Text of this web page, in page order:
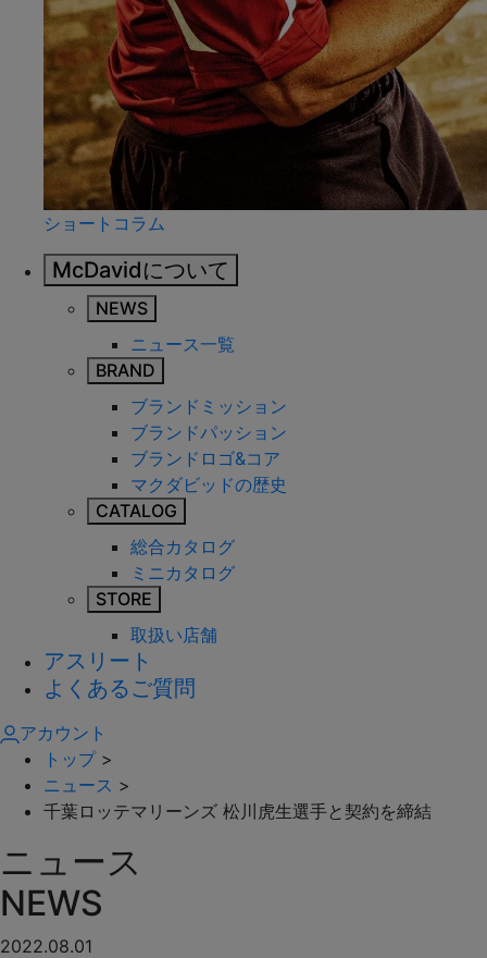
ショートコラム
McDavidについて
NEWS
ニュース一覧
BRAND
ブランドミッション
ブランドパッション
ブランドロゴ&コア
マクダビッドの歴史
CATALOG
総合カタログ
ミニカタログ
STORE
取扱い店舗
アスリート
よくあるご質問
アカウント
トップ>
ニュース >
千葉ロッテマリーンズ 松川虎生選手と契約を締結
ニュース
NEWS
2022.08.01